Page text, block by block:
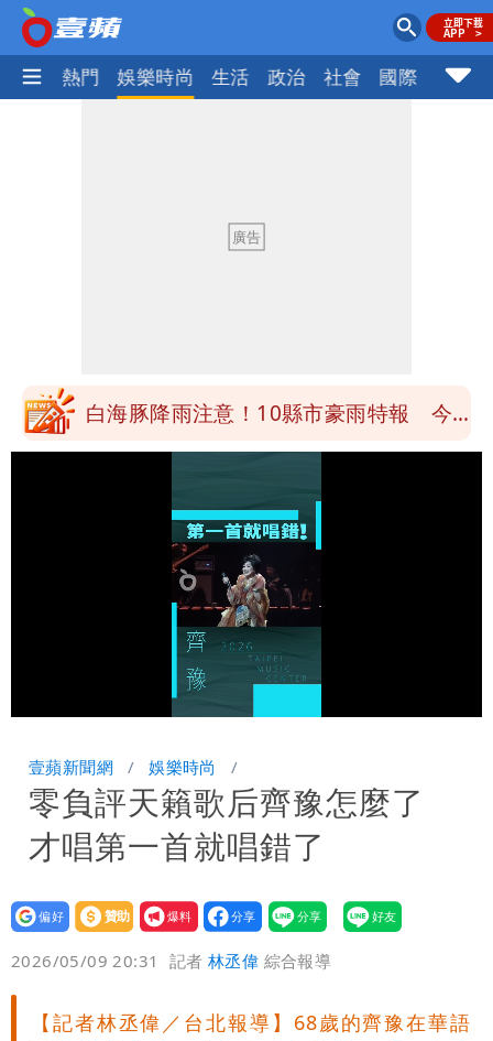
焦點 熱門 娛樂時尚 生活 政治 社會 國際 財經
晚至明下午受影響
颱風假來了！連江縣宣布明天停班課 海
Cheap：愛台灣只是發財的口號
白海豚降雨注意！10縣市豪雨特報 今
空交通全數停航
37.88%
壹蘋新聞網 娛樂時尚
零負評天籟歌后齊豫怎麼了
才唱第一首就唱錯了
設為
贊助
我要
爆料
2026/05/09 20:31 記者林丞偉 綜合報導
【記者林丞偉／台北報導】68歲的齊豫在華語